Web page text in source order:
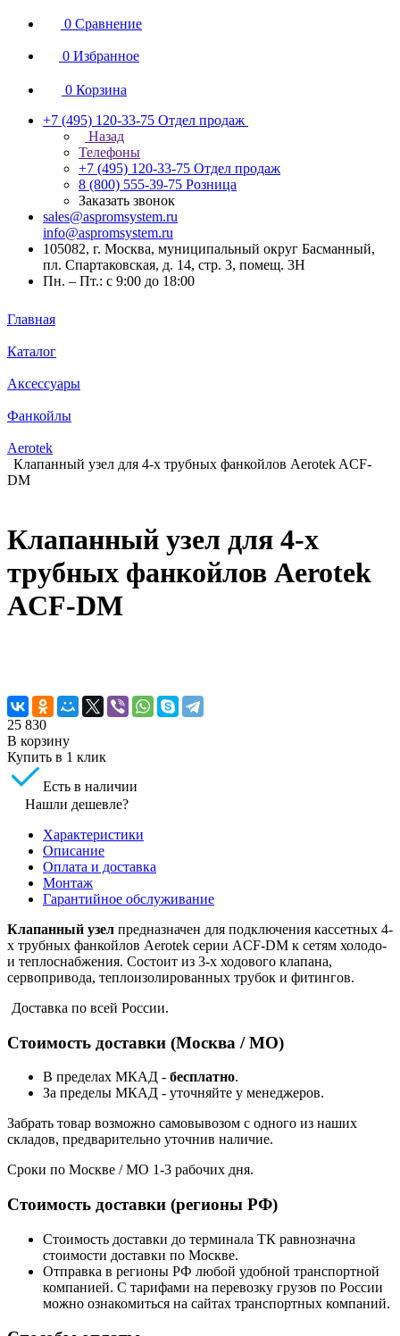
0 Сравнение
0 Избранное
0 Корзина
+7 (495) 120-33-75 Отдел продаж
Назад
Телефоны
+7 (495) 120-33-75 Отдел продаж
8 (800) 555-39-75 Розница
Заказать звонок
sales@aspromsystem.ru
info@aspromsystem.ru
105082, г. Москва, муниципальный округ Басманный,
пл. Спартаковская, д. 14, стр. 3, помещ. 3Н
Пн. – Пт.: с 9:00 до 18:00
Главная
Каталог
Аксессуары
Фанкойлы
Aerotek
Клапанный узел для 4-х трубных фанкойлов Aerotek ACF-
DM
Клапанный узел для 4-х
трубных фанкойлов Aerotek
ACF-DM
25 830
В корзину
Купить в 1 клик
Есть в наличии
Нашли дешевле?
Характеристики
Описание
Оплата и доставка
Монтаж
Гарантийное обслуживание
Клапанный узел предназначен для подключения кассетных 4-
х трубных фанкойлов Aerotek серии ACF-DM к сетям холодо-
и теплоснабжения. Состоит из 3-х ходового клапана,
сервопривода, теплоизолированных трубок и фитингов.
Доставка по всей России.
Стоимость доставки (Москва / МО)
В пределах МКАД - бесплатно.
За пределы МКАД - уточняйте у менеджеров.
Забрать товар возможно самовывозом с одного из наших
складов, предварительно уточнив наличие.
Сроки по Москве / МО 1-3 рабочих дня.
Стоимость доставки (регионы РФ)
Стоимость доставки до терминала ТК равнозначна
стоимости доставки по Москве.
Отправка в регионы РФ любой удобной транспортной
компанией. С тарифами на перевозку грузов по России
можно ознакомиться на сайтах транспортных компаний.